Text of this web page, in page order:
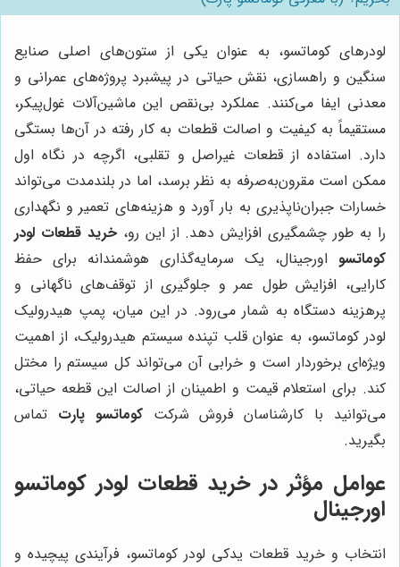
لودرهای کوماتسو، به عنوان یکی از ستون‌های اصلی صنایع
سنگین و راهسازی، نقش حیاتی در پیشبرد پروژه‌های عمرانی و
معدنی ایفا می‌کنند. عملکرد بی‌نقص این ماشین‌آلات غول‌پیکر،
مستقیماً به کیفیت و اصالت قطعات به کار رفته در آن‌ها بستگی
دارد. استفاده از قطعات غیراصل و تقلبی، اگرچه در نگاه اول
ممکن است مقرون‌به‌صرفه به نظر برسد، اما در بلندمدت می‌تواند
خسارات جبران‌ناپذیری به بار آورد و هزینه‌های تعمیر و نگهداری
را به طور چشمگیری افزایش دهد. از این رو،خرید قطعات لودر
کوماتسو اورجینال، یک سرمایه‌گذاری هوشمندانه برای حفظ
کارایی، افزایش طول عمر و جلوگیری از توقف‌های ناگهانی و
پرهزینه دستگاه به شمار می‌رود. در این میان، پمپ هیدرولیک
لودر کوماتسو، به عنوان قلب تپنده سیستم هیدرولیک، از اهمیت
ویژه‌ای برخوردار است و خرابی آن می‌تواند کل سیستم را مختل
کند. برای استعلام قیمت و اطمینان از اصالت این قطعه حیاتی،
می‌توانید با کارشناسان فروش شرکتکوماتسو پارت تماس
بگیرید.
عوامل مؤثر در خرید قطعات لودر کوماتسو
اورجینال
انتخاب و خرید قطعات یدکی لودر کوماتسو، فرآیندی پیچیده و